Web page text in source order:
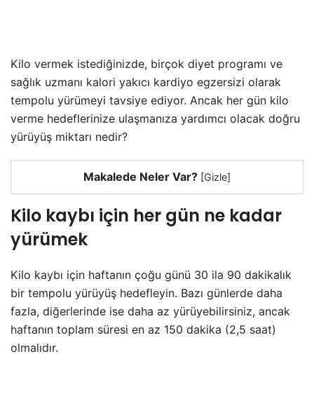
Kilo vermek istediğinizde, birçok diyet programı ve
sağlık uzmanı kalori yakıcı kardiyo egzersizi olarak
tempolu yürümeyi tavsiye ediyor. Ancak her gün kilo
verme hedeflerinize ulaşmanıza yardımcı olacak doğru
yürüyüş miktarı nedir?
Makalede Neler Var? [Gizle]
Kilo kaybı için her gün ne kadar
yürümek
Kilo kaybı için haftanın çoğu günü 30 ila 90 dakikalık
bir tempolu yürüyüş hedefleyin. Bazı günlerde daha
fazla, diğerlerinde ise daha az yürüyebilirsiniz, ancak
haftanın toplam süresi en az 150 dakika (2,5 saat)
olmalıdır.